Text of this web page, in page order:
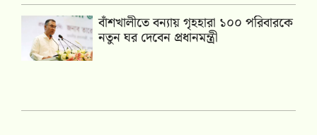
বাঁশখালীতে বন্যায় গৃহহারা ১০০ পরিবারকে
নতুন ঘর দেবেন প্রধানমন্ত্রী